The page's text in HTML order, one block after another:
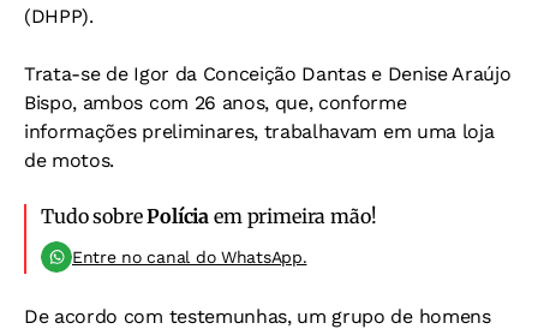
(DHPP).
Trata-se de Igor da Conceição Dantas e Denise Araújo
Bispo, ambos com 26 anos, que, conforme
informações preliminares, trabalhavam em uma loja
de motos.
Tudo sobrePolícia em primeira mão!
Entre no canal do WhatsApp.
De acordo com testemunhas, um grupo de homens